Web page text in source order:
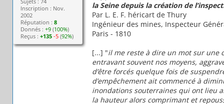
Inscription : Nov.
2002
Réputation :8
Donnés :+9 (100%)
Reçus :+135 -5 (92%)
la Seine depuis la création de
Par L. E. F. héricart de Thury
Ingénieur des mines, Inspecteur
Paris - 1810
[...] "il me reste à dire un mot sur une
entravant souvent nos moyens,
d’être forcés quelque fois de
d’empêchement ait commencé à
inondations souterraines qui ont lieu
la hauteur alors comprimant et